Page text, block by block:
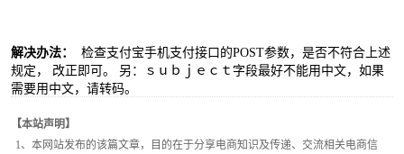
解决办法：
检查支付宝手机支付接口的POST参数，是否不符合上述
规定， 改正即可。 另：ｓｕｂｊｅｃｔ字段最好不能用中文，如果
需要用中文，请转码。
【本站声明】
1、本网站发布的该篇文章，目的在于分享电商知识及传递、交流相关电商信